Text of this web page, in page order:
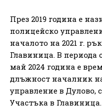
През 2019 година е
полицейско
началото на 2021 г.
Главиница. В периода
май 2024 година е
длъжност началник
управление в Дулово,
Участъка в Главиница.